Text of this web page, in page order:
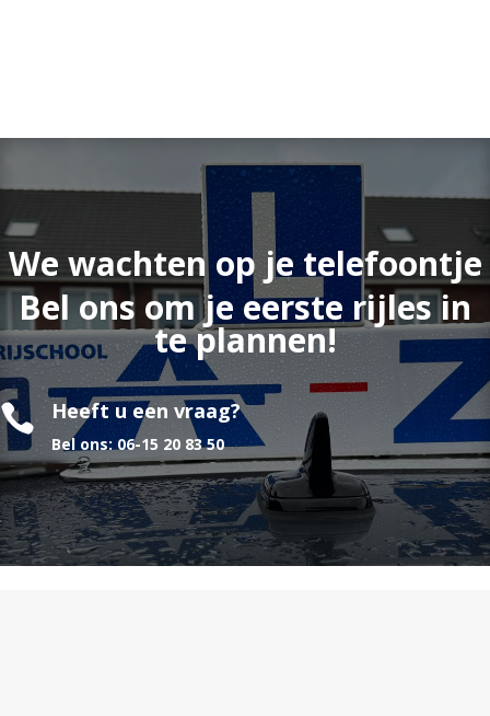
We wachten op je telefoontje
Bel ons om je eerste rijles in
te plannen!
 Heeft u een vraag?
Bel ons: 06-15 20 83 50